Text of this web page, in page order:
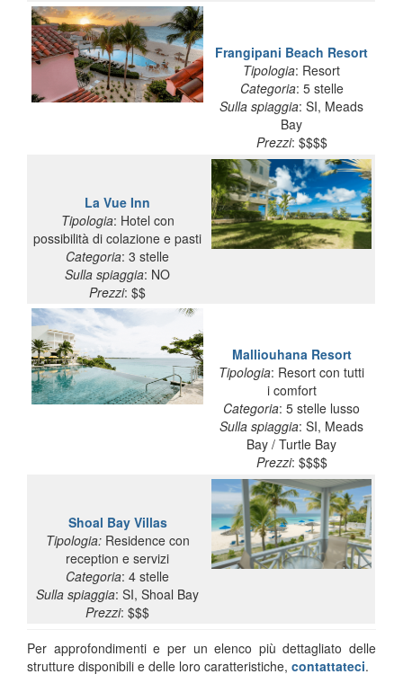
Frangipani Beach Resort
Tipologia: Resort
Categoria: 5 stelle
Sulla spiaggia: SI, Meads
Bay
Prezzi: $$$$
La Vue Inn
Tipologia: Hotel con
possibilità di colazione e pasti
Categoria: 3 stelle
Sulla spiaggia: NO
Prezzi: $$
Malliouhana Resort
Tipologia: Resort con tutti
i comfort
Categoria: 5 stelle lusso
Sulla spiaggia: SI, Meads
Bay / Turtle Bay
Prezzi: $$$$
Shoal Bay Villas
Tipologia: Residence con
reception e servizi
Categoria: 4 stelle
Sulla spiaggia: SI, Shoal Bay
Prezzi: $$$
Per approfondimenti e per un elenco più dettagliato delle
strutture disponibili e delle loro caratteristiche, contattateci.